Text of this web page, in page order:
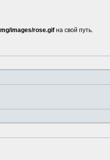
images/rose.gif на свой путь.